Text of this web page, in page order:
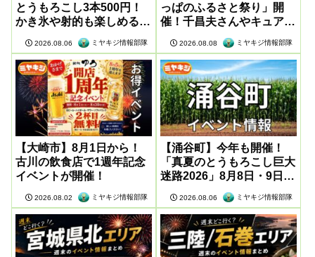
とうもろこし3本500円！
かき氷や射的も楽しめる感
2026.08.06 ミヤキジ情報部隊
っぱのふるさと祭り」開
催！千昌夫さんやキュアア
イドルも登場
2026.08.08 ミヤキジ情報部隊
【大崎市】8月1日から！
古川の飲食店で1週年記念
イベントが開催！
2026.08.02 ミヤキジ情報部隊
【涌谷町】今年も開催！
「真夏のとうもろこし巨大
迷路2026」8月8日・9日に
2026.08.06 ミヤキジ情報部隊